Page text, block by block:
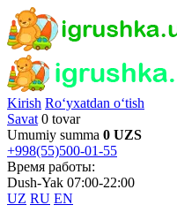
Kirish Ro‘yxatdan o‘tish
Savat 0 tovar
Umumiy summa 0 UZS
+998(55)500-01-55
Время работы:
Dush-Yak 07:00-22:00
UZ RU EN